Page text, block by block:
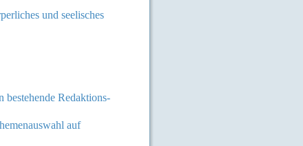
und seelisches
bestehende Redaktions-
auf